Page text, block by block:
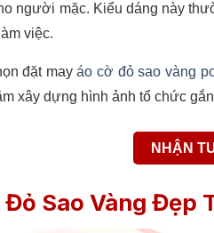
người mặc. Kiểu dáng này
việc.
đặt mayáo cờ đỏ sao vàng
xây dựng hình ảnh tổ chức
NHẬN
Đỏ Sao Vàng Đẹp